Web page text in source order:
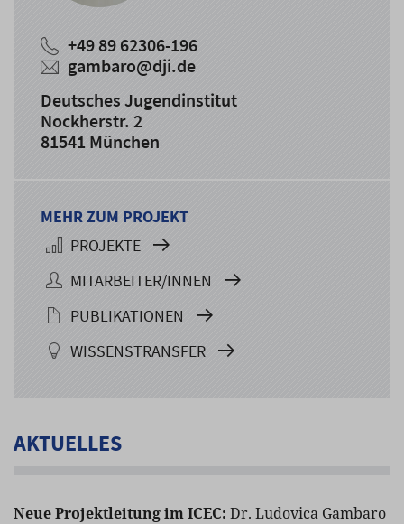
+49 89 62306-196
gambaro@dji.de
Deutsches Jugendinstitut
Nockherstr. 2
81541 München
MEHR ZUM PROJEKT
PROJEKTE
MITARBEITER/INNEN
PUBLIKATIONEN
WISSENSTRANSFER
AKTUELLES
Neue Projektleitung im ICEC: Dr. Ludovica Gambaro